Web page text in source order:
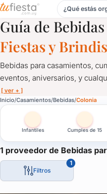
Bebidas para Casamientos
¿Qué estás
Guía de
Fiestas y
Bebidas para casamientos,
eventos, aniversarios, y
[ ver + ]
Inicio Casamientos Bebidas Colonia
Infantiles Cumples de 15
1 proveedor de Bebidas
Filtros
1
Bebidas para Casamientos
Bebidas para casamientos,
Catering de bebidas
Bebidas para fiestas y
Un servicio fundamental para